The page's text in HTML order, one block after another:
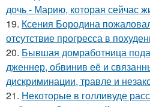
дочь - Марию, которая сейчас
19. Ксения Бородина
отсутствие прогресса в
20. Бывшая домработница
дженнер, обвинив её и
дискриминации, травле и
21. Некоторые в голливуде